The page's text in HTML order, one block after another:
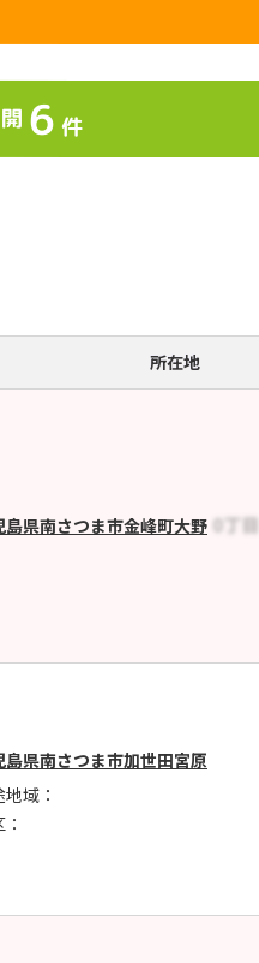
6 件
所在地
島県南さつま市金峰町大野
島県南さつま市加世田宮原
域：